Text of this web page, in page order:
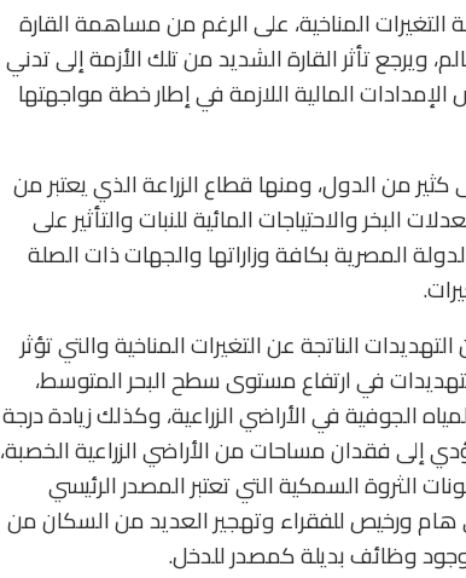
التغيرات المناخية، على الرغم من مساهمة القارة
ويرجع تأثر القارة الشديد من تلك الأزمة إلى تدني
المالية اللازمة في إطار خطة مواجهتها
من الدول، ومنها قطاع الزراعة الذي يعتبر من
البخر والاحتياجات المائية للنبات والتأثير على
المصرية بكافة وزاراتها والجهات ذات الصلة
الناتجة عن التغيرات المناخية والتي تؤثر
في ارتفاع مستوى سطح البحر المتوسط،
الجوفية في الأراضي الزراعية، وكذلك زيادة درجة
إلى فقدان مساحات من الأراضي الزراعية الخصبة،
الثروة السمكية التي تعتبر المصدر الرئيسي
ورخيص للفقراء وتهجير العديد من السكان من
وظائف بديلة كمصدر للدخل.